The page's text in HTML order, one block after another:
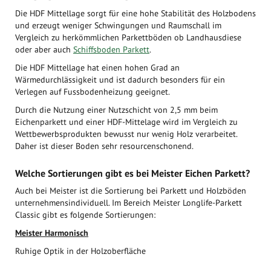
Die HDF Mittellage sorgt für eine hohe Stabilität des Holzbodens
und erzeugt weniger Schwingungen und Raumschall im
Vergleich zu herkömmlichen Parkettböden ob Landhausdiese
oder aber auch Schiffsboden Parkett.
Die HDF Mittellage hat einen hohen Grad an
Wärmedurchlässigkeit und ist dadurch besonders für ein
Verlegen auf Fussbodenheizung geeignet.
Durch die Nutzung einer Nutzschicht von 2,5 mm beim
Eichenparkett und einer HDF-Mittelage wird im Vergleich zu
Wettbewerbsprodukten bewusst nur wenig Holz verarbeitet.
Daher ist dieser Boden sehr resourcenschonend.
Welche Sortierungen gibt es bei Meister Eichen Parkett?
Auch bei Meister ist die Sortierung bei Parkett und Holzböden
unternehmensindividuell. Im Bereich Meister Longlife-Parkett
Classic gibt es folgende Sortierungen:
Meister Harmonisch
Ruhige Optik in der Holzoberfläche